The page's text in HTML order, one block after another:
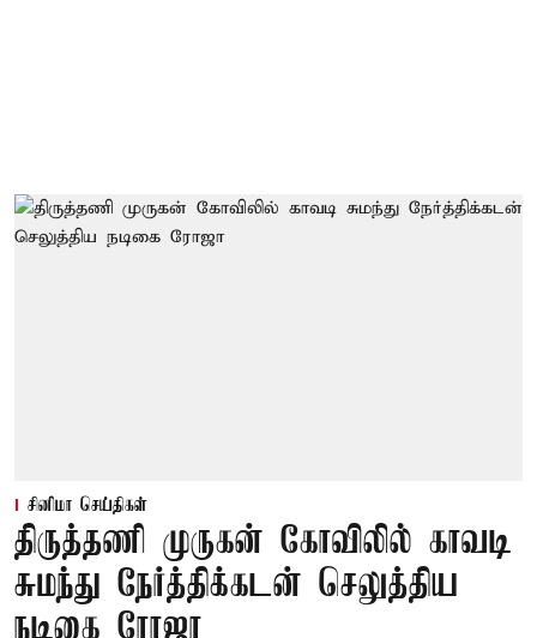
சினிமா செய்திகள்
திருத்தணி முருகன் கோவிலில் காவடி
சுமந்து நேர்த்திக்கடன் செலுத்திய
நடிகை ரோஜா